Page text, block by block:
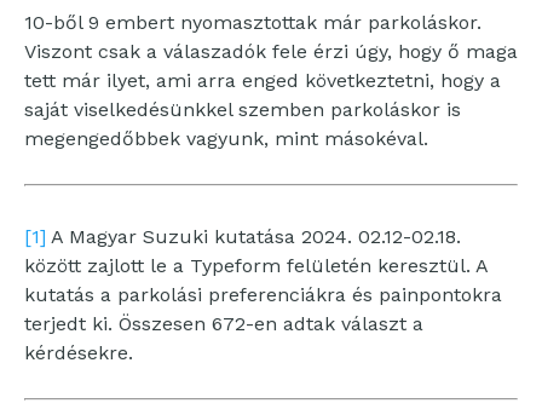
10-ből 9 embert nyomasztottak már parkoláskor.
Viszont csak a válaszadók fele érzi úgy, hogy ő maga
tett már ilyet, ami arra enged következtetni, hogy a
saját viselkedésünkkel szemben parkoláskor is
megengedőbbek vagyunk, mint másokéval.
[1] A Magyar Suzuki kutatása 2024. 02.12-02.18.
között zajlott le a Typeform felületén keresztül. A
kutatás a parkolási preferenciákra és painpontokra
terjedt ki. Összesen 672-en adtak választ a
kérdésekre.